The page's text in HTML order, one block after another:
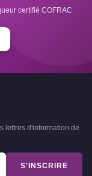
certifié COFRAC
lettres d'information de
S'INSCRIRE